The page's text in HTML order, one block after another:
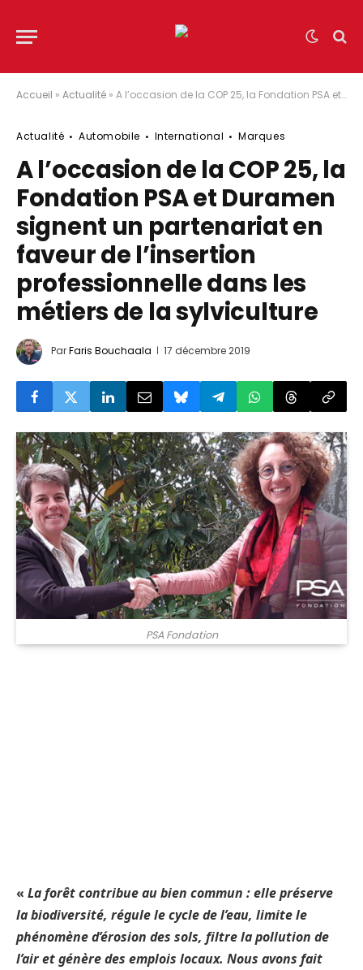
Accueil » Actualité » A l’occasion de la COP 25, la Fondation PSA et Duramen signent un partenariat en faveur de l’insertion professionnelle dans les métiers de la sylviculture
Actualité Automobile International Marques
A l’occasion de la COP 25, la
Fondation PSA et Duramen
signent un partenariat en
faveur de l’insertion
professionnelle dans les
métiers de la sylviculture
ParFaris Bouchaala 17 décembre 2019
PSA Fondation
« La forêt contribue au bien commun : elle préserve
la biodiversité, régule le cycle de l’eau, limite le
phénomène d’érosion des sols, filtre la pollution de
l’air et génère des emplois locaux. Nous avons fait